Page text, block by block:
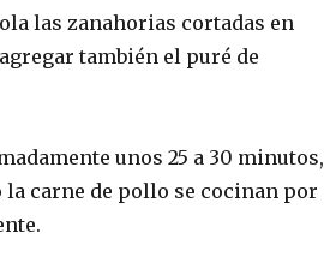
las zanahorias cortadas en
también el puré de
unos 25 a 30 minutos,
la carne de pollo se cocinan por